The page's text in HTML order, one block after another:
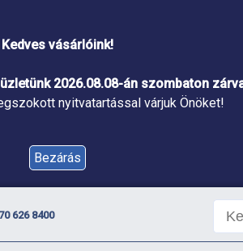
Kedves vásárlóink!
üzletünk 2026.08.08-án szombaton
nyitvatartással várjuk Önöket!
Bezárás
626 8400